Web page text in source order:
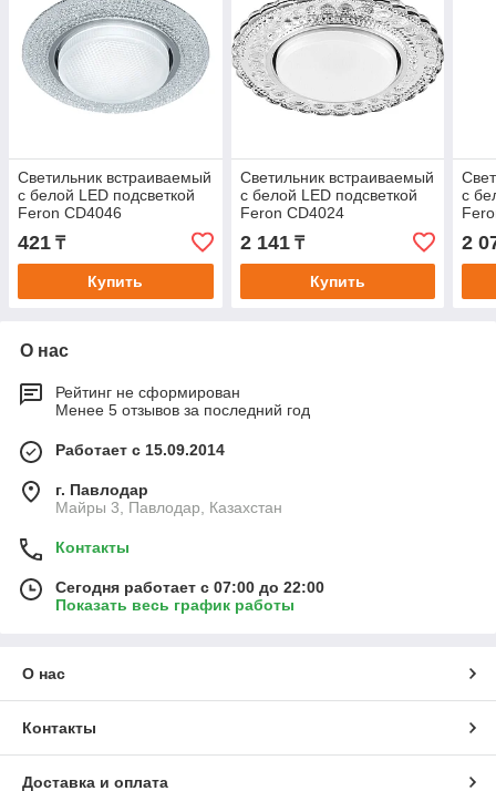
Светильник встраиваемый
с белой LED подсветкой
Feron CD4046
потолочный GX53 без
лампы, прозрачный, хром
421 ₸
Купить
Светильник встраиваемый
с белой LED подсветкой
Feron CD4024
потолочный GX53 без
лампы прозрачный
2 141₸
Купить
с
2
О нас
Рейтинг не сформирован
Менее 5 отзывов за последний год
Работает с 15.09.2014
г. Павлодар
Майры 3, Павлодар, Казахстан
Контакты
Сегодня работает с 07:00 до 22:00
Показать весь график работы
О нас
Контакты
Доставка и оплата